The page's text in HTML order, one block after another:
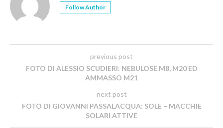
Follow Author
previous post
FOTO DI ALESSIO SCUDIERI: NEBULOSE M8, M20 ED
AMMASSO M21
next post
FOTO DI GIOVANNI PASSALACQUA: SOLE – MACCHIE
SOLARI ATTIVE